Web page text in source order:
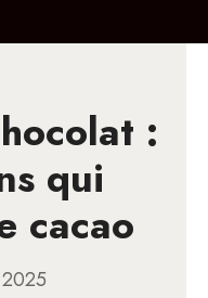
:
qui
cacao